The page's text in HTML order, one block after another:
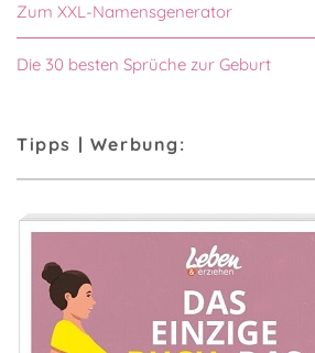
Zum XXL-Namensgenerator
Die 30 besten Sprüche zur Geburt
Tipps | Werbung: